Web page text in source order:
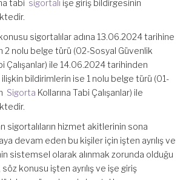
tabi sigortalı işe giriş bildirgesinin
sigortalılar adına 13.06.2024 tarihine
2 nolu belge türü (02-Sosyal Güvenlik
Çalışanlar) ile 14.06.2024 tarihinden
ilişkin bildirimlerin ise 1 nolu belge türü (01-
Sigorta Kollarına Tabi Çalışanlar) ile
sigortalıların hizmet akitlerinin sona
devam eden bu kişiler için işten ayrılış ve
sistemsel olarak alınmak zorunda olduğu
söz konusu işten ayrılış ve işe giriş